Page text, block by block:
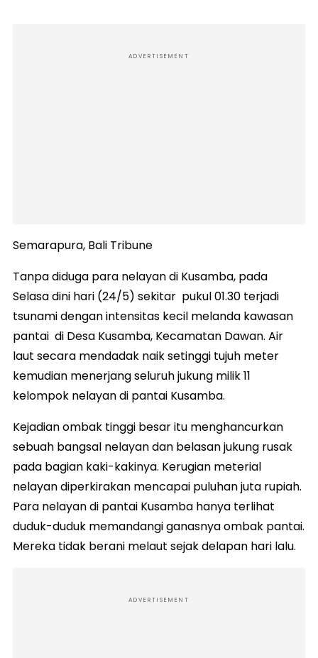
ADVERTISEMENT
Semarapura, Bali Tribune
Tanpa diduga para nelayan di Kusamba, pada
Selasa dini hari (24/5) sekitar pukul 01.30 terjadi
tsunami dengan intensitas kecil melanda kawasan
pantai di Desa Kusamba, Kecamatan Dawan. Air
laut secara mendadak naik setinggi tujuh meter
kemudian menerjang seluruh jukung milik 11
kelompok nelayan di pantai Kusamba.
Kejadian ombak tinggi besar itu menghancurkan
sebuah bangsal nelayan dan belasan jukung rusak
pada bagian kaki-kakinya. Kerugian meterial
nelayan diperkirakan mencapai puluhan juta rupiah.
Para nelayan di pantai Kusamba hanya terlihat
duduk-duduk memandangi ganasnya ombak pantai.
Mereka tidak berani melaut sejak delapan hari lalu.
ADVERTISEMENT